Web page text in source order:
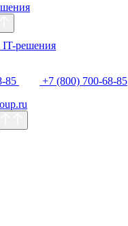
IT-решения
85
+7 (800) 700-68-85